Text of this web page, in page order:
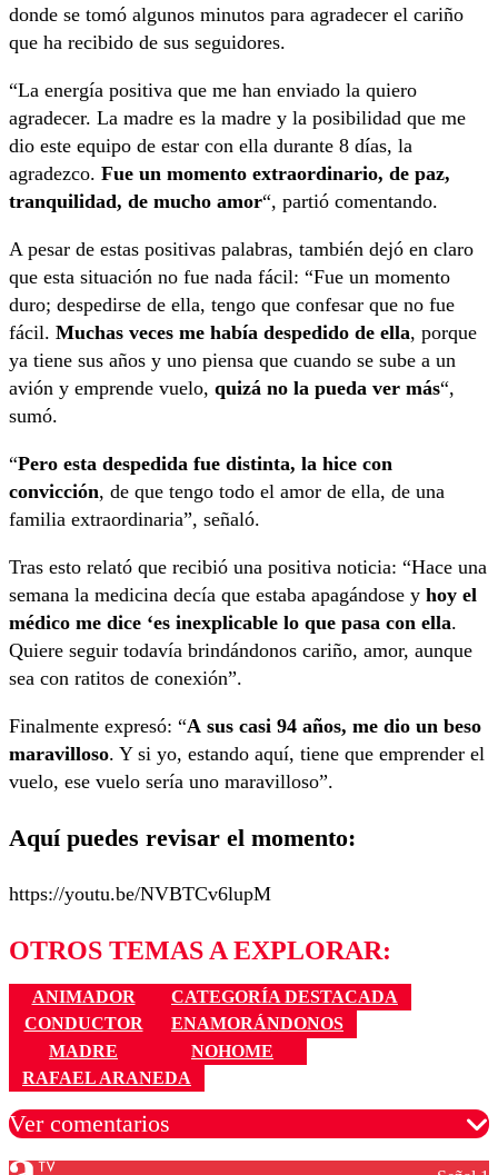
donde se tomó algunos minutos para agradecer el cariño
que ha recibido de sus seguidores.
“La energía positiva que me han enviado la quiero
agradecer. La madre es la madre y la posibilidad que me
dio este equipo de estar con ella durante 8 días, la
agradezco. Fue un momento extraordinario, de paz,
tranquilidad, de mucho amor“, partió comentando.
A pesar de estas positivas palabras, también dejó en claro
que esta situación no fue nada fácil: “Fue un momento
duro; despedirse de ella, tengo que confesar que no fue
fácil. Muchas veces me había despedido de ella, porque
ya tiene sus años y uno piensa que cuando se sube a un
avión y emprende vuelo, quizá no la pueda ver más“,
sumó.
“Pero esta despedida fue distinta, la hice con
convicción, de que tengo todo el amor de ella, de una
familia extraordinaria”, señaló.
Tras esto relató que recibió una positiva noticia: “Hace una
semana la medicina decía que estaba apagándose y hoy el
médico me dice ‘es inexplicable lo que pasa con ella.
Quiere seguir todavía brindándonos cariño, amor, aunque
sea con ratitos de conexión”.
Finalmente expresó: “A sus casi 94 años, me dio un beso
maravilloso. Y si yo, estando aquí, tiene que emprender el
vuelo, ese vuelo sería uno maravilloso”.
Aquí puedes revisar el momento:
https://youtu.be/NVBTCv6lupM
OTROS TEMAS A EXPLORAR:
ANIMADOR
CATEGORÍA DESTACADA
CONDUCTOR
ENAMORÁNDONOS
MADRE
NOHOME
RAFAEL ARANEDA
Ver comentarios